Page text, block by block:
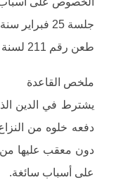
جلسة 25 فبراير سنة 2003
طعن رقم 211 لسنة 71ق
ملخص القاعدة
يشترط في الدين
دفعه خلوه من
دون معقب عليها
على أسباب سائغة.